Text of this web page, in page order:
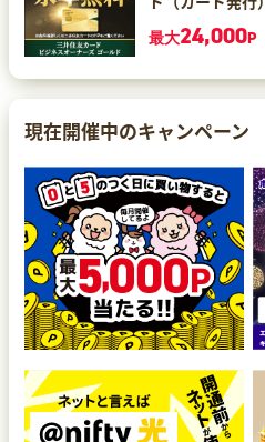
最大24,000P
現在開催中のキャンペーン